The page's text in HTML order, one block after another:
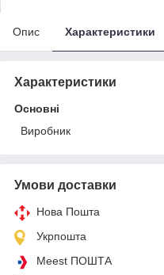
Опис Характеристики
Характеристики
Основні
Виробник
Умови доставки
Нова Пошта
Укрпошта
Meest ПОШТА